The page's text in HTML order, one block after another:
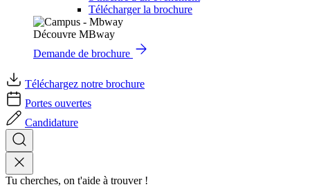
Télécharger la brochure
Découvre MBway
Demande de brochure
Téléchargez notre brochure
Portes ouvertes
Candidature
Tu cherches, on t'aide à trouver !